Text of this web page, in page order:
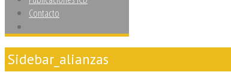
Contacto
Sidebar_alianzas